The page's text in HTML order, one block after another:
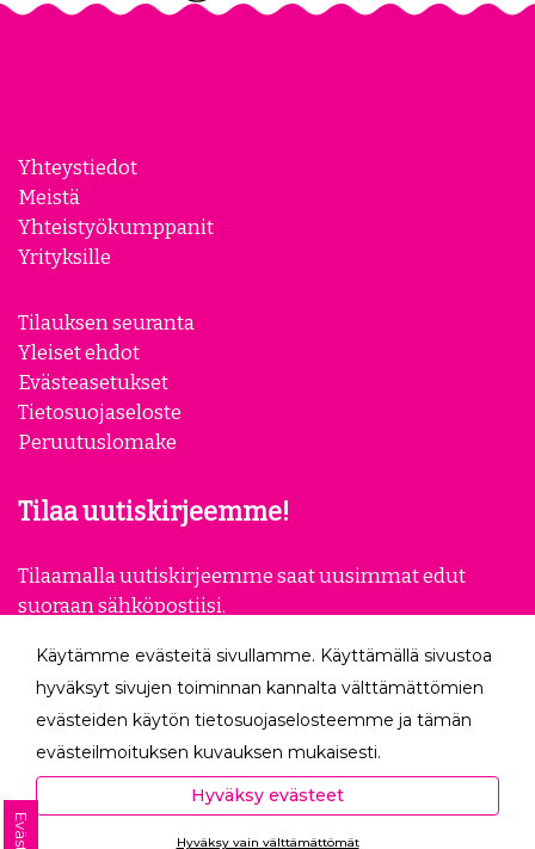
Yhteystiedot
Meistä
Yhteistyökumppanit
Yrityksille
Tilauksen seuranta
Yleiset ehdot
Evästeasetukset
Tietosuojaseloste
Peruutuslomake
Tilaa uutiskirjeemme!
Tilaamalla uutiskirjeemme saat uusimmat edut
suoraan sähköpostiisi.
Seuraa meitä
Käytämme evästeitä sivullamme. Käyttämällä sivustoa
hyväksyt sivujen toiminnan kannalta välttämättömien
evästeiden käytön tietosuojaselosteemme ja tämän
evästeilmoituksen kuvauksen mukaisesti.
Hyväksyessäsi analytiikka- ja markkinointievästeet
autat meitä mittaamaan ja analysoimaan
Hyväksy evästeet
Hyväksy vain välttämättömät